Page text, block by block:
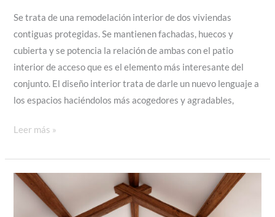
Se trata de una remodelación interior de dos viviendas
contiguas protegidas. Se mantienen fachadas, huecos y
cubierta y se potencia la relación de ambas con el patio
interior de acceso que es el elemento más interesante del
conjunto. El diseño interior trata de darle un nuevo lenguaje a
los espacios haciéndolos más acogedores y agradables,
ADAPTACIÓN
VIVIENDA
EN
TRASMIRAS
Leer más »